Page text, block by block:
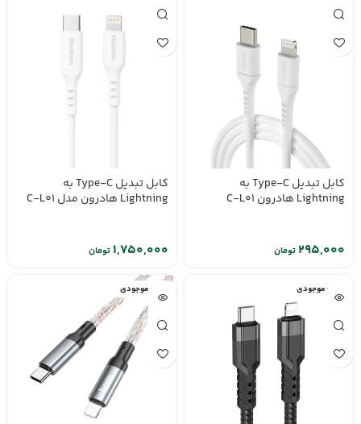
کابل تبدیل Type-C به
Lightning هادرون C-L01
تومان
کابل تبدیل Type-C به
Lightning هادرون مدل C-L01
تومان
اتمام موجودی اتمام موجودی